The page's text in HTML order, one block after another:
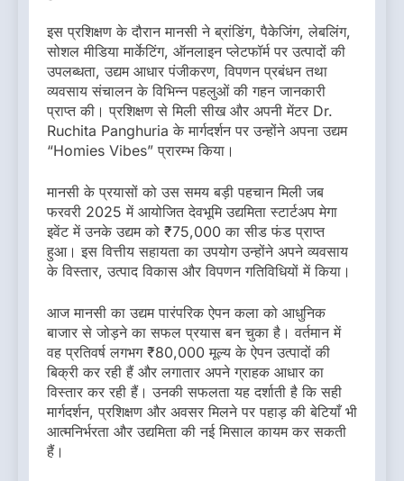
इस प्रशिक्षण के दौरान मानसी ने ब्रांडिंग, पैकेजिंग, लेबलिंग,
सोशल मीडिया मार्केटिंग, ऑनलाइन प्लेटफॉर्म पर उत्पादों की
उपलब्धता, उद्यम आधार पंजीकरण, विपणन प्रबंधन तथा
व्यवसाय संचालन के विभिन्न पहलुओं की गहन जानकारी
प्राप्त की। प्रशिक्षण से मिली सीख और अपनी मेंटर Dr.
Ruchita Panghuria के मार्गदर्शन पर उन्होंने अपना उद्यम
“Homies Vibes” प्रारम्भ किया।
मानसी के प्रयासों को उस समय बड़ी पहचान मिली जब
फरवरी 2025 में आयोजित देवभूमि उद्यमिता स्टार्टअप मेगा
इवेंट में उनके उद्यम को ₹75,000 का सीड फंड प्राप्त
हुआ। इस वित्तीय सहायता का उपयोग उन्होंने अपने व्यवसाय
के विस्तार, उत्पाद विकास और विपणन गतिविधियों में किया।
आज मानसी का उद्यम पारंपरिक ऐपन कला को आधुनिक
बाजार से जोड़ने का सफल प्रयास बन चुका है। वर्तमान में
वह प्रतिवर्ष लगभग ₹80,000 मूल्य के ऐपन उत्पादों की
बिक्री कर रही हैं और लगातार अपने ग्राहक आधार का
विस्तार कर रही हैं। उनकी सफलता यह दर्शाती है कि सही
मार्गदर्शन, प्रशिक्षण और अवसर मिलने पर पहाड़ की बेटियाँ भी
आत्मनिर्भरता और उद्यमिता की नई मिसाल कायम कर सकती
हैं।